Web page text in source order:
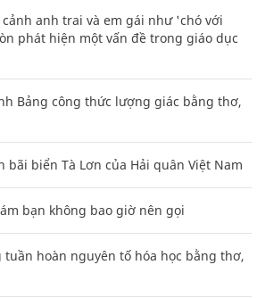
anh trai và em gái như 'chó với
phát hiện một vấn đề trong giáo dục
Bảng công thức lượng giác bằng thơ,
bãi biển Tà Lơn của Hải quân Việt Nam
bạn không bao giờ nên gọi
tuần hoàn nguyên tố hóa học bằng thơ,